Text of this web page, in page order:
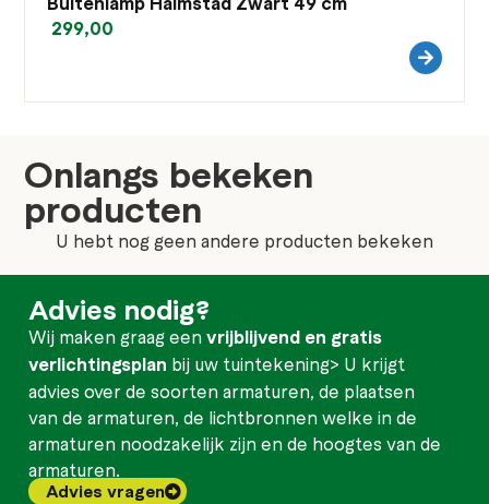
299,00
Onlangs bekeken
producten
U hebt nog geen andere producten bekeken
Advies nodig?
Wij maken graag eenvrijblijvend en gratis
verlichtingsplan bij uw tuintekening> U krijgt
advies over de soorten armaturen, de plaatsen
van de armaturen, de lichtbronnen welke in de
armaturen noodzakelijk zijn en de hoogtes van de
armaturen.
Advies vragen